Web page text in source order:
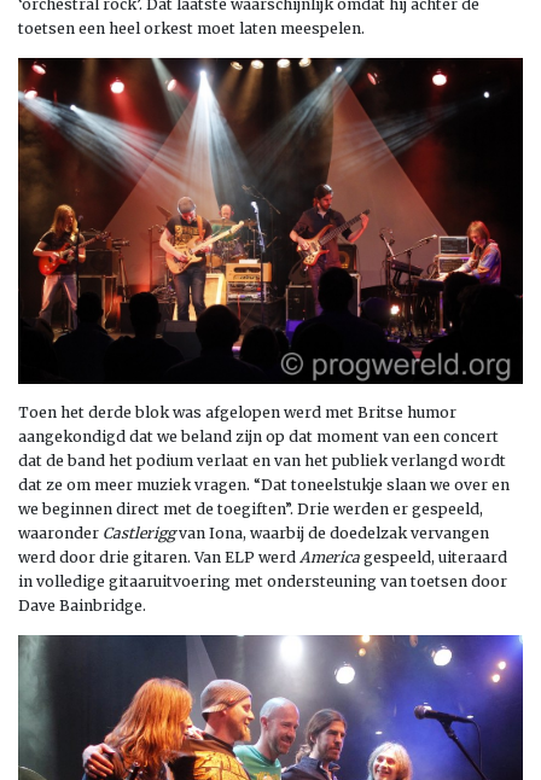
‘orchestral rock’. Dat laatste waarschijnlijk omdat hij achter de
toetsen een heel orkest moet laten meespelen.
Toen het derde blok was afgelopen werd met Britse humor
aangekondigd dat we beland zijn op dat moment van een concert
dat de band het podium verlaat en van het publiek verlangd wordt
dat ze om meer muziek vragen. “Dat toneelstukje slaan we over en
we beginnen direct met de toegiften”. Drie werden er gespeeld,
waaronder Castleriggvan Iona, waarbij de doedelzak vervangen
werd door drie gitaren. Van ELP werd America gespeeld, uiteraard
in volledige gitaaruitvoering met ondersteuning van toetsen door
Dave Bainbridge.